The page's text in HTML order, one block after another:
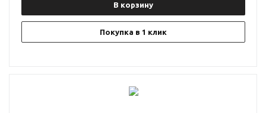
В корзину
Покупка в 1 клик